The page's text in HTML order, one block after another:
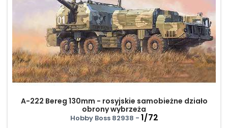
A-222 Bereg 130mm - rosyjskie samobieżne działo
obrony wybrzeża
Hobby Boss 82938 - 1/72